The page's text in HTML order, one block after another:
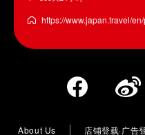
https://www.japan.travel/
About Us 店铺登载·广告